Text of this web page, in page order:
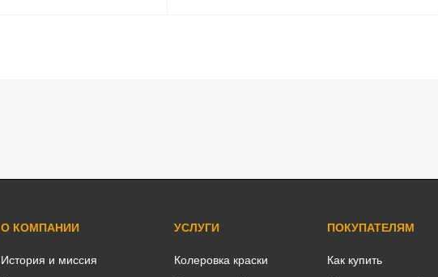
О КОМПАНИИ
История и миссия
УСЛУГИ
Колеровка краски
ПОКУПАТЕЛЯМ
Как купить